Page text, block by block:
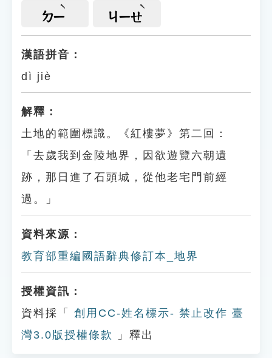
ㄉㄧ ㄐㄧㄝ
漢語拼音：
dì jiè
解釋：
土地的範圍標識。《紅樓夢》第二回：
「去歲我到金陵地界，因欲遊覽六朝遺
跡，那日進了石頭城，從他老宅門前經
過。」
資料來源：
教育部重編國語辭典修訂本_地界
授權資訊：
資料採「
創用CC-姓名標示- 禁止改作 臺
灣3.0版授權條款
」釋出